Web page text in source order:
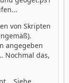
von Skripten
angegeben
Nochmal das,